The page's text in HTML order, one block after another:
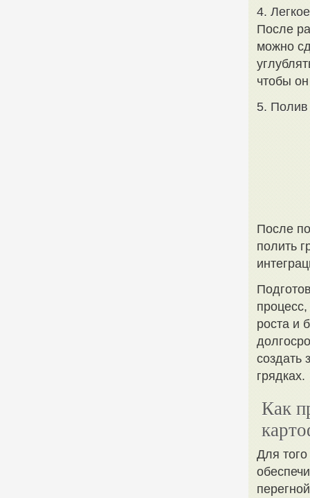
4.
После
можно
чтобы
5. Полив
После
полить
роста и
создать
грядках.
Как
Для